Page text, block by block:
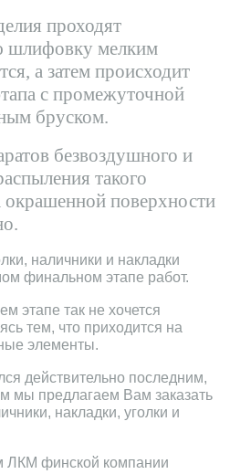
проходят
шлифовку мелким
а затем происходит
с промежуточной
бруском.
безвоздушного и
такого
окрашенной поверхности
наличники и накладки
финальном этапе работ.
этапе так не хочется
тем, что приходится на
элементы.
действительно последним,
мы предлагаем Вам заказать
накладки, уголки и
ЛКМ финской компании